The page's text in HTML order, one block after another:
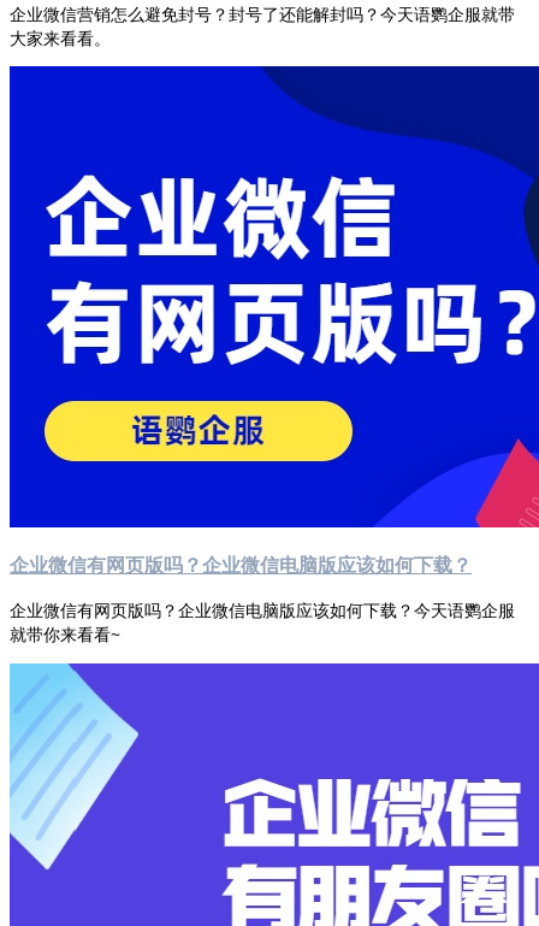
企业微信营销怎么避免封号？封号了还能解封吗？今天语鹦企服就带
大家来看看。
企业微信有网页版吗？企业微信电脑版应该如何下载？
企业微信有网页版吗？企业微信电脑版应该如何下载？今天语鹦企服
就带你来看看~